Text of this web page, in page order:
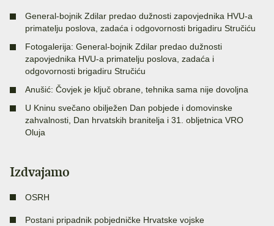
General-bojnik Zdilar predao dužnosti zapovjednika HVU-a
primatelju poslova, zadaća i odgovornosti brigadiru Stručiću
Fotogalerija: General-bojnik Zdilar predao dužnosti
zapovjednika HVU-a primatelju poslova, zadaća i
odgovornosti brigadiru Stručiću
Anušić: Čovjek je ključ obrane, tehnika sama nije dovoljna
U Kninu svečano obilježen Dan pobjede i domovinske
zahvalnosti, Dan hrvatskih branitelja i 31. obljetnica VRO
Oluja
Izdvajamo
OSRH
Postani pripadnik pobjedničke Hrvatske vojske